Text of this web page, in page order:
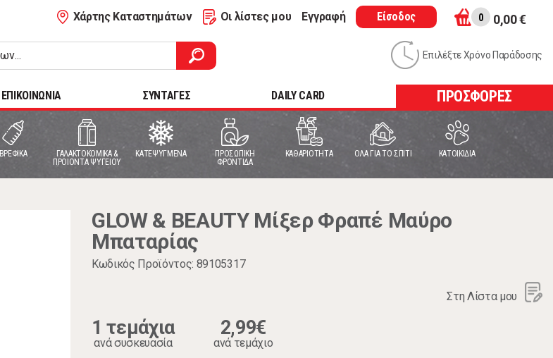
Χάρτης Καταστημάτων Οι λίστες μου Εγγραφή Είσοδος 0 0,00 €
Επιλέξτε Χρόνο Παράδοσης
ΕΠΙΚΟΙΝΩΝΙΑ ΣΥΝΤΑΓΕΣ DAILY CARD ΠΡΟΣΦΟΡΕΣ
ΒΡΕΦΙΚΑ
ΓΑΛΑΚΤΟΚΟΜΙΚΑ &
ΠΡΟΙΟΝΤΑ ΨΥΓΕΙΟΥ
ΚΑΤΕΨΥΓΜΕΝΑ
ΠΡΟΣΩΠΙΚΗ
ΦΡΟΝΤΙΔΑ
ΚΑΘΑΡΙΟΤΗΤΑ ΟΛΑ ΓΙΑ ΤΟ ΣΠΙΤΙ ΚΑΤΟΙΚΙΔΙΑ
GLOW & BEAUTY Μίξερ Φραπέ Μαύρο
Μπαταρίας
Κωδικός Προϊόντος: 89105317
Στη Λίστα μου
1 τεμάχια
ανά συσκευασία
2,99€
ανά τεμάχιο